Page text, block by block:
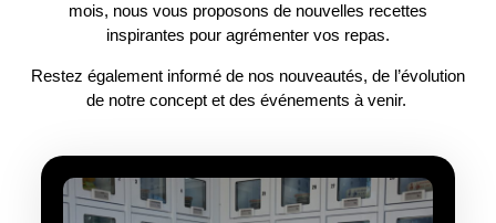
mois, nous vous proposons de nouvelles recettes
inspirantes pour agrémenter vos repas.
Restez également informé de nos nouveautés, de l’évolution
de notre concept et des événements à venir.